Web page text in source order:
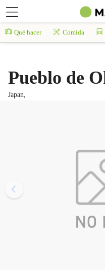
Qué hacer Comida
Pueblo de
Japan,